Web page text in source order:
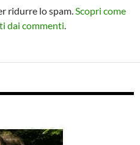
ridurre lo spam.Scopri come
dai commenti.